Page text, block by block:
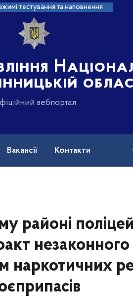
тестування та наповнення
вебпортал
Вакансії Контакти
районі
незаконного
наркотичних